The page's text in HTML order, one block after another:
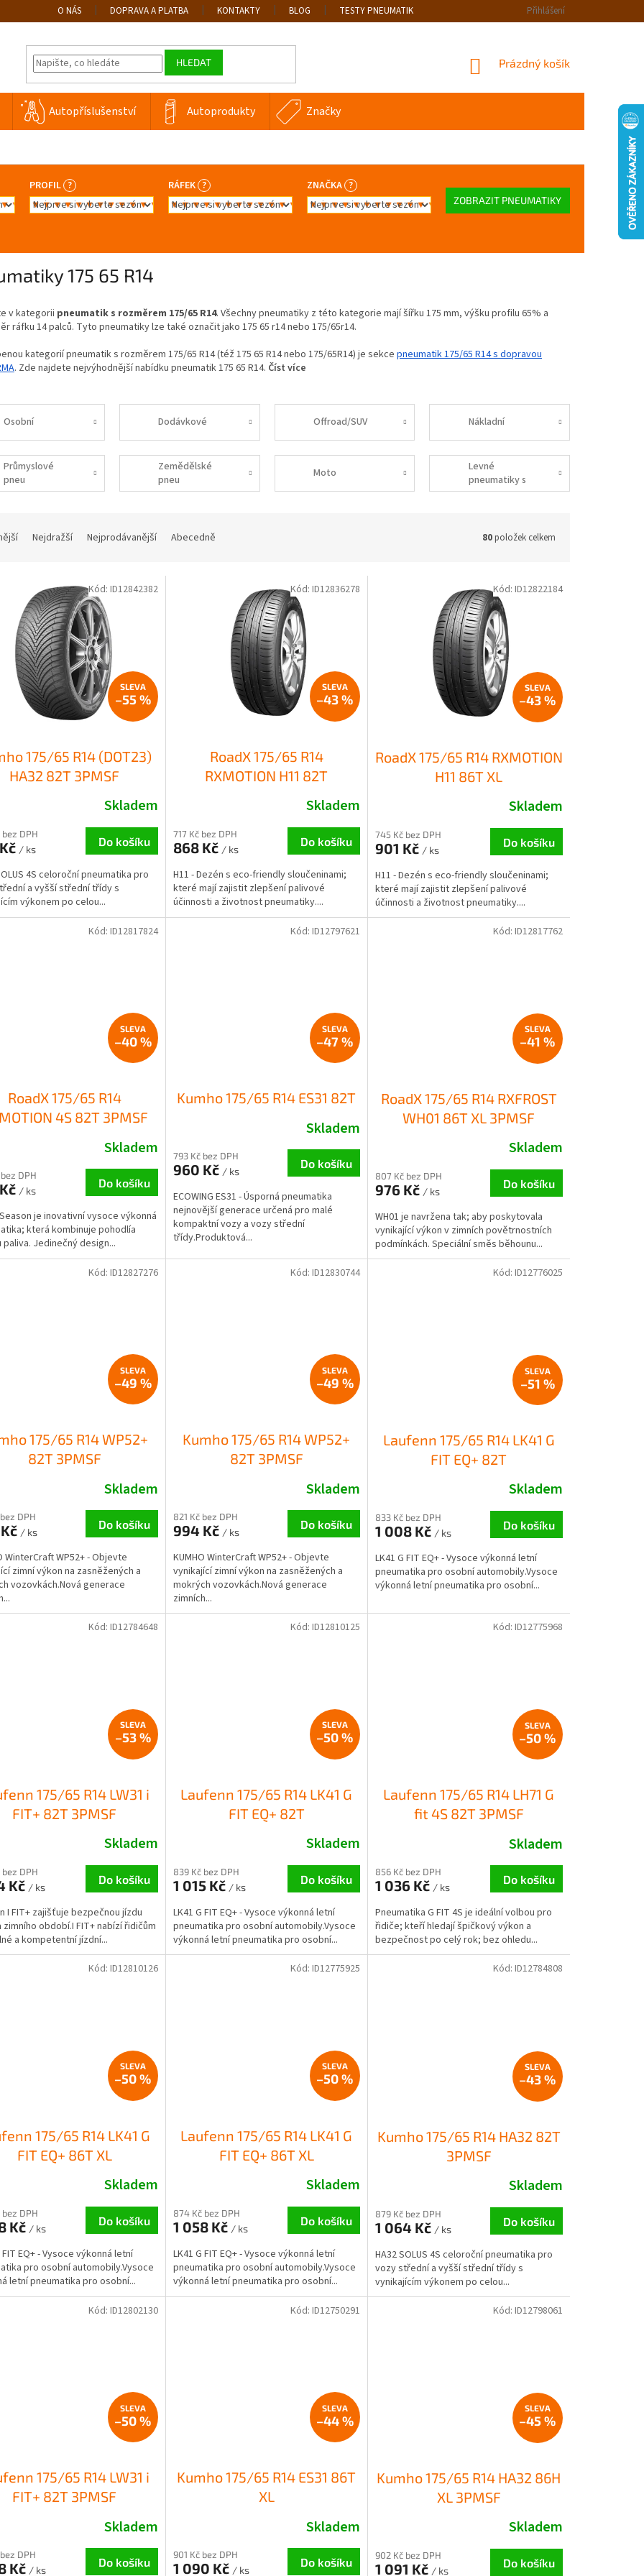
O NÁS DOPRAVA A PLATBA KONTAKTY BLOG TESTY PNEUMATIK Přihlášení
HLEDAT
NÁKUPNÍ
Prázdný košík
Autopříslušenství Autoprodukty Značky
PROFIL ? RÁFEK ? ZNAČKA ?
ZOBRAZIT PNEUMATIKY
175 65 R14
v kategorii pneumatik s rozměrem 175/65 R14. Všechny pneumatiky z této kategorie mají šířku 175 mm, výšku profilu 65% a
ráfku 14 palců. Tyto pneumatiky lze také označit jako 175 65 r14 nebo 175/65r14.
kategorií pneumatik s rozměrem 175/65 R14 (též 175 65 R14 nebo 175/65R14) je sekcepneumatik 175/65 R14 s dopravou
. Zde najdete nejvýhodnější nabídku pneumatik 175 65 R14. Číst více
Osobní Dodávkové Offroad/SUV Nákladní
Průmyslové
pneu
Zemědělské
pneu
Moto
Levné
pneumatiky s
dopravou
Nejdražší Nejprodávanější Abecedně 80položek celkem
–55 %
175/65 R14 (DOT23)
HA32 82T 3PMSF
Skladem
DPH
/ ks
Do košíku
4S celoroční pneumatika pro
a vyšší střední třídy s
výkonem po celou...
Kód: ID12842382
–43 %
RoadX 175/65 R14
RXMOTION H11 82T
Skladem
717 Kč bez DPH
868 Kč / ks
Do košíku
H11 - Dezén s eco-friendly sloučeninami;
které mají zajistit zlepšení palivové
účinnosti a životnost pneumatiky....
Kód: ID12836278
–43 %
RoadX 175/65 R14 RXMOTION
H11 86T XL
Skladem
745 Kč bez DPH
901 Kč / ks
Do košíku
H11 - Dezén s eco-friendly sloučeninami;
které mají zajistit zlepšení palivové
účinnosti a životnost pneumatiky....
Kód: ID12822184
–40 %
RoadX 175/65 R14
4S 82T 3PMSF
Skladem
DPH
/ ks
Do košíku
je inovativní vysoce výkonná
která kombinuje pohodlía
paliva. Jedinečný design...
Kód: ID12817824
–47 %
Kumho 175/65 R14 ES31 82T
Skladem
793 Kč bez DPH
960 Kč / ks
Do košíku
ECOWING ES31 - Úsporná pneumatika
nejnovější generace určená pro malé
kompaktní vozy a vozy střední
třídy.Produktová...
Kód: ID12797621
–41 %
RoadX 175/65 R14 RXFROST
WH01 86T XL 3PMSF
Skladem
807 Kč bez DPH
976 Kč / ks
Do košíku
WH01 je navržena tak; aby poskytovala
vynikající výkon v zimních povětrnostních
podmínkách. Speciální směs běhounu...
Kód: ID12817762
–49 %
175/65 R14 WP52+
82T 3PMSF
Skladem
DPH
/ ks
Do košíku
WinterCraft WP52+ - Objevte
zimní výkon na zasněžených a
vozovkách.Nová generace
Kód: ID12827276
–49 %
Kumho 175/65 R14 WP52+
82T 3PMSF
Skladem
821 Kč bez DPH
994 Kč / ks
Do košíku
KUMHO WinterCraft WP52+ - Objevte
vynikající zimní výkon na zasněžených a
mokrých vozovkách.Nová generace
zimních...
Kód: ID12830744
–51 %
Laufenn 175/65 R14 LK41 G
FIT EQ+ 82T
Skladem
833 Kč bez DPH
1 008 Kč / ks
Do košíku
LK41 G FIT EQ+ - Vysoce výkonná letní
pneumatika pro osobní automobily.Vysoce
výkonná letní pneumatika pro osobní...
Kód: ID12776025
–53 %
175/65 R14 LW31 i
FIT+ 82T 3PMSF
Skladem
DPH
Kč / ks
Do košíku
I FIT+ zajišťuje bezpečnou jízdu
období.I FIT+ nabízí řidičům
a kompetentní jízdní...
Kód: ID12784648
–50 %
Laufenn 175/65 R14 LK41 G
FIT EQ+ 82T
Skladem
839 Kč bez DPH
1 015 Kč / ks
Do košíku
LK41 G FIT EQ+ - Vysoce výkonná letní
pneumatika pro osobní automobily.Vysoce
výkonná letní pneumatika pro osobní...
Kód: ID12810125
–50 %
Laufenn 175/65 R14 LH71 G
fit 4S 82T 3PMSF
Skladem
856 Kč bez DPH
1 036 Kč / ks
Do košíku
Pneumatika G FIT 4S je ideální volbou pro
řidiče; kteří hledají špičkový výkon a
bezpečnost po celý rok; bez ohledu...
Kód: ID12775968
–50 %
175/65 R14 LK41 G
FIT EQ+ 86T XL
Skladem
DPH
Kč / ks
Do košíku
FIT EQ+ - Vysoce výkonná letní
pro osobní automobily.Vysoce
letní pneumatika pro osobní...
Kód: ID12810126
–50 %
Laufenn 175/65 R14 LK41 G
FIT EQ+ 86T XL
Skladem
874 Kč bez DPH
1 058 Kč / ks
Do košíku
LK41 G FIT EQ+ - Vysoce výkonná letní
pneumatika pro osobní automobily.Vysoce
výkonná letní pneumatika pro osobní...
Kód: ID12775925
–43 %
Kumho 175/65 R14 HA32 82T
3PMSF
Skladem
879 Kč bez DPH
1 064 Kč / ks
Do košíku
HA32 SOLUS 4S celoroční pneumatika pro
vozy střední a vyšší střední třídy s
vynikajícím výkonem po celou...
Kód: ID12784808
–50 %
175/65 R14 LW31 i
FIT+ 82T 3PMSF
Skladem
DPH
Kč / ks
Do košíku
Kód: ID12802130
–44 %
Kumho 175/65 R14 ES31 86T
XL
Skladem
901 Kč bez DPH
1 090 Kč / ks
Do košíku
Kód: ID12750291
–45 %
Kumho 175/65 R14 HA32 86H
XL 3PMSF
Skladem
902 Kč bez DPH
1 091 Kč / ks
Do košíku
Kód: ID12798061